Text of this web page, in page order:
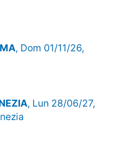
, Dom 01/11/26,
, Lun 28/06/27,